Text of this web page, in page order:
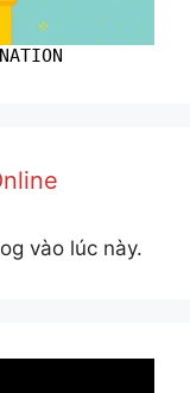
vào lúc này.